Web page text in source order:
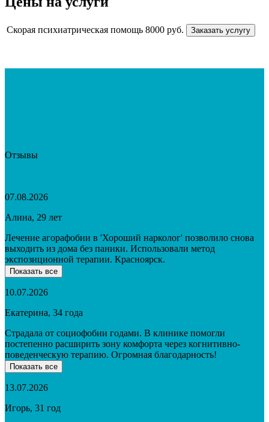
Скорая психиатрическая помощь 8000 руб. Заказать услугу
Отзывы
07.08.2026
Алина, 29 лет
Лечение агорафобии в 'Хороший нарколог' позволило снова
выходить из дома без паники. Использовали метод
экспозиционной терапии. Красноярск.
Показать все
10.07.2026
Екатерина, 34 года
Страдала от социофобии годами. В клинике помогли
постепенно расширить зону комфорта через когнитивно-
поведенческую терапию. Огромная благодарность!
Показать все
13.07.2026
Игорь, 31 год